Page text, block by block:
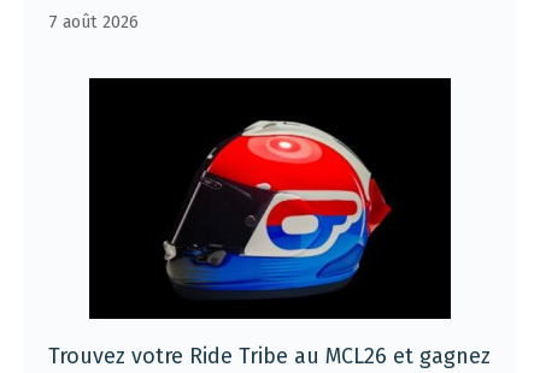
7 août 2026
Trouvez votre Ride Tribe au MCL26 et gagnez